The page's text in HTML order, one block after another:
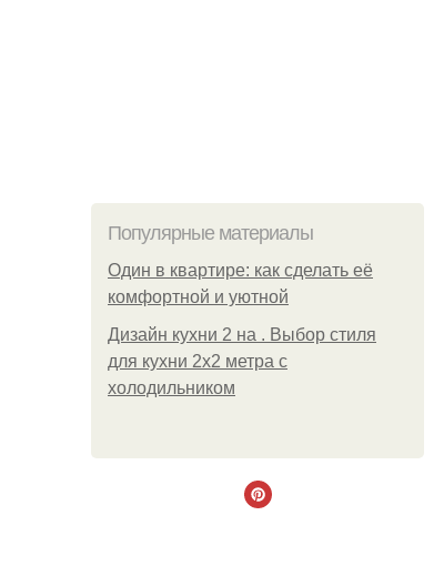
Популярные материалы
Один в квартире: как сделать её
комфортной и уютной
Дизайн кухни 2 на . Выбор стиля
для кухни 2х2 метра с
холодильником